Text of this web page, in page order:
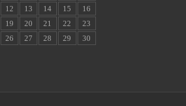
12 13 14 15
16
19 20 21 22
23
26 27 28 29
30